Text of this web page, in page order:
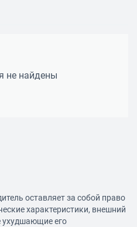
не найдены
оставляет за собой право
характеристики, внешний
ухудшающие его